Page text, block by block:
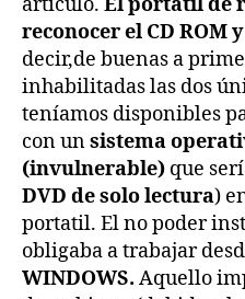
reconocer el CD ROM
decir,de buenas a
inhabilitadas las dos
teníamos disponibles
con unsistema
(invulnerable) que
DVD de solo lectura)
portatil. El no poder
obligaba a trabajar
WINDOWS. Aquello